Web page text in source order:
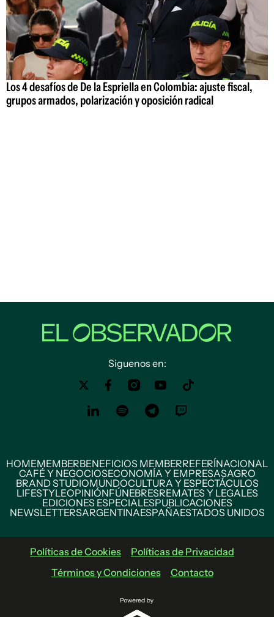
Los 4 desafíos de De la Espriella en Colombia: ajuste fiscal,
grupos armados, polarización y oposición radical
Siguenos en:
HOMEMEMBERBENEFICIOS MEMBERREFERÍNACIONAL
CAFÉ Y NEGOCIOSECONOMÍA Y EMPRESASAGRO
BRAND STUDIOMUNDOCULTURA Y ESPECTÁCULOS
LIFESTYLEOPINIÓNFÚNEBRESREMATES Y LEGALES
EDICIONES ESPECIALESPUBLICACIONES
NEWSLETTERSARGENTINAESPAÑAESTADOS UNIDOS
Políticas de Cookies
Políticas de Privacidad
Términos y Condiciones
Contacto